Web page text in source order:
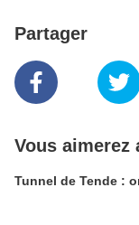
Partager
Vous aimerez
Tunnel de Tende :